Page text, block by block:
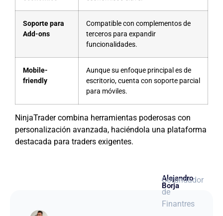
Soporte para
Add-ons
Compatible con complementos de
terceros para expandir
funcionalidades.
Mobile-
friendly
Aunque su enfoque principal es de
escritorio, cuenta con soporte parcial
para móviles.
NinjaTrader combina herramientas poderosas con
personalización avanzada, haciéndola una plataforma
destacada para traders exigentes.
Alejandro
Borja
Cofundador
de
Finantres